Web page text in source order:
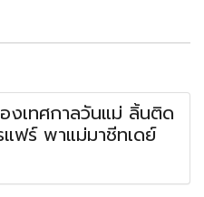
งเทศกาลวันแม่ ลิ้นติด
แฟร์ พาแม่มาชีทเดย์